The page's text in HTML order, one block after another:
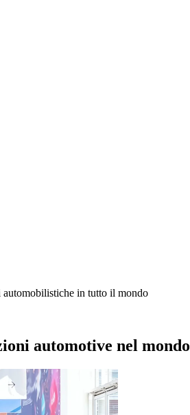
automobilistiche in tutto il mondo
automotive nel mondo